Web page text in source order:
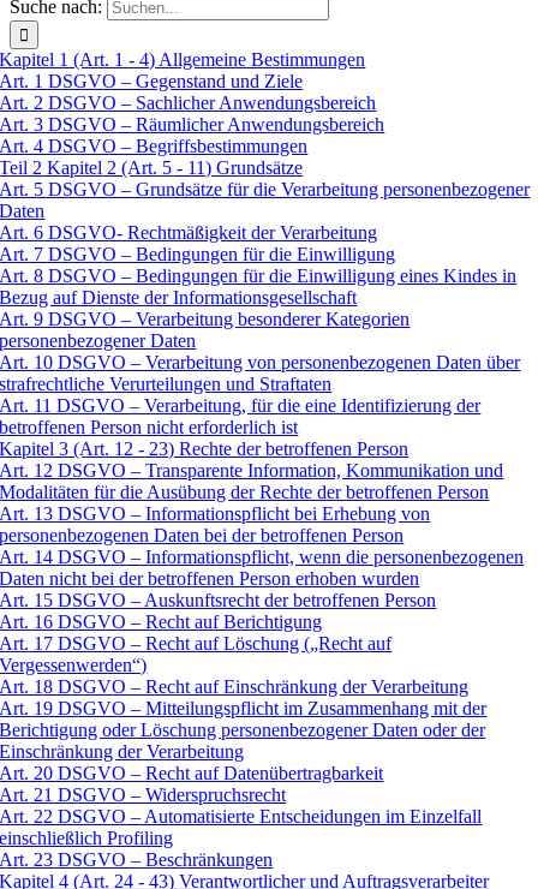
Suche nach:
Kapitel 1 (Art. 1 - 4) Allgemeine Bestimmungen
Art. 1 DSGVO – Gegenstand und Ziele
Art. 2 DSGVO – Sachlicher Anwendungsbereich
Art. 3 DSGVO – Räumlicher Anwendungsbereich
Art. 4 DSGVO – Begriffsbestimmungen
Teil 2 Kapitel 2 (Art. 5 - 11) Grundsätze
Art. 5 DSGVO – Grundsätze für die Verarbeitung personenbezogener
Daten
Art. 6 DSGVO- Rechtmäßigkeit der Verarbeitung
Art. 7 DSGVO – Bedingungen für die Einwilligung
Art. 8 DSGVO – Bedingungen für die Einwilligung eines Kindes in
Bezug auf Dienste der Informationsgesellschaft
Art. 9 DSGVO – Verarbeitung besonderer Kategorien
personenbezogener Daten
Art. 10 DSGVO – Verarbeitung von personenbezogenen Daten über
strafrechtliche Verurteilungen und Straftaten
Art. 11 DSGVO – Verarbeitung, für die eine Identifizierung der
betroffenen Person nicht erforderlich ist
Kapitel 3 (Art. 12 - 23) Rechte der betroffenen Person
Art. 12 DSGVO – Transparente Information, Kommunikation und
Modalitäten für die Ausübung der Rechte der betroffenen Person
Art. 13 DSGVO – Informationspflicht bei Erhebung von
personenbezogenen Daten bei der betroffenen Person
Art. 14 DSGVO – Informationspflicht, wenn die personenbezogenen
Daten nicht bei der betroffenen Person erhoben wurden
Art. 15 DSGVO – Auskunftsrecht der betroffenen Person
Art. 16 DSGVO – Recht auf Berichtigung
Art. 17 DSGVO – Recht auf Löschung („Recht auf
Vergessenwerden“)
Art. 18 DSGVO – Recht auf Einschränkung der Verarbeitung
Art. 19 DSGVO – Mitteilungspflicht im Zusammenhang mit der
Berichtigung oder Löschung personenbezogener Daten oder der
Einschränkung der Verarbeitung
Art. 20 DSGVO – Recht auf Datenübertragbarkeit
Art. 21 DSGVO – Widerspruchsrecht
Art. 22 DSGVO – Automatisierte Entscheidungen im Einzelfall
einschließlich Profiling
Art. 23 DSGVO – Beschränkungen
Kapitel 4 (Art. 24 - 43) Verantwortlicher und Auftragsverarbeiter